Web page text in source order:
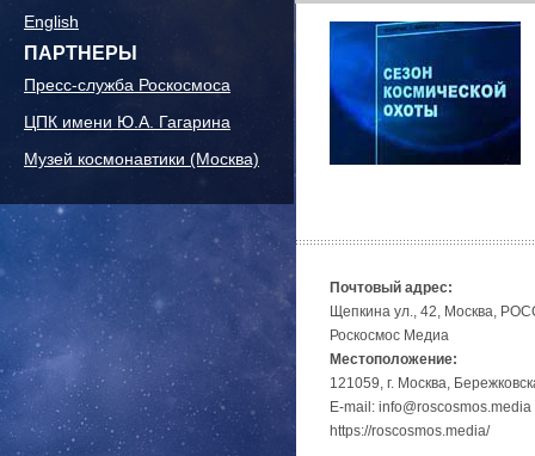
English
ПАРТНЕРЫ
Пресс-служба Роскосмоса
ЦПК имени Ю.А. Гагарина
Музей космонавтики (Москва)
Почтовый адрес:
Щепкина ул., 42, Москва,
Роскосмос Медиа
Местоположение:
121059, г. Москва,
E-mail: info@roscosmos.media
https://roscosmos.media/